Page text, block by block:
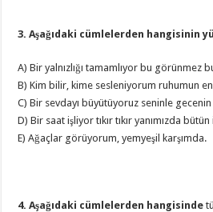
3. Aşağıdaki cümlelerden hangisinin
A) Bir yalnızlığı tamamlıyor bu görünmez
B) Kim bilir, kime sesleniyorum ruhumun
C) Bir sevdayı büyütüyoruz seninle gecenin
D) Bir saat işliyor tıkır tıkır yanımızda
E) Ağaçlar görüyorum, yemyeşil karşımda.
4. Aşağıdaki cümlelerden hangisinde